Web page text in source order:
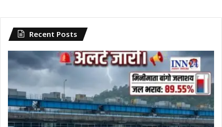
Recent Posts